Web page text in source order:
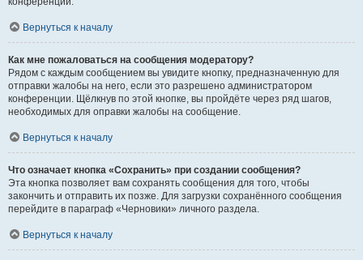
Вернуться к началу
Как мне пожаловаться на сообщения модератору?
Рядом с каждым сообщением вы увидите кнопку, предназначенную для
отправки жалобы на него, если это разрешено администратором
конференции. Щёлкнув по этой кнопке, вы пройдёте через ряд шагов,
необходимых для оправки жалобы на сообщение.
Вернуться к началу
Что означает кнопка «Сохранить» при создании сообщения?
Эта кнопка позволяет вам сохранять сообщения для того, чтобы
закончить и отправить их позже. Для загрузки сохранённого сообщения
перейдите в параграф «Черновики» личного раздела.
Вернуться к началу